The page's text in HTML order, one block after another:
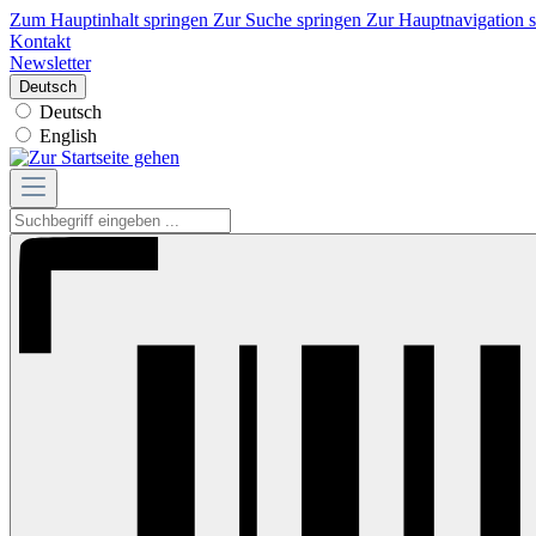
Zum Hauptinhalt springen Zur Suche springen Zur Hauptnavigation
Kontakt
Newsletter
Deutsch
Deutsch
English